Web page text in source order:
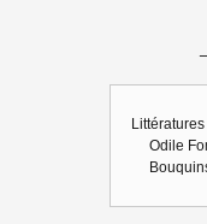
Odile